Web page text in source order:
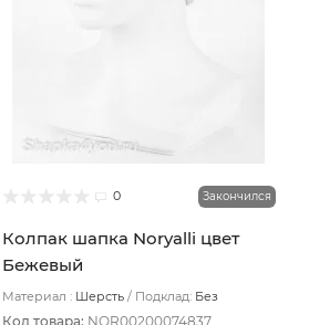
0 Закончился
Колпак шапка Noryalli цвет
Бежевый
Материал : Шерсть Подклад: Без
Код товара: NOR00200074837